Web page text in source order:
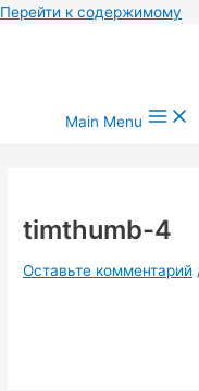
Перейти к содержимому
Main Menu
timthumb-4
Оставьте комментарий